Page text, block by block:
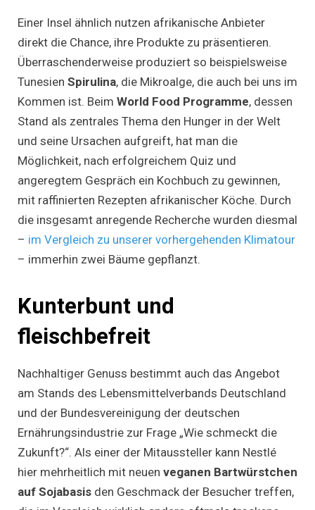
Einer Insel ähnlich nutzen afrikanische Anbieter
direkt die Chance, ihre Produkte zu präsentieren.
Überraschenderweise produziert so beispielsweise
Tunesien Spirulina, die Mikroalge, die auch bei uns im
Kommen ist. Beim World Food Programme, dessen
Stand als zentrales Thema den Hunger in der Welt
und seine Ursachen aufgreift, hat man die
Möglichkeit, nach erfolgreichem Quiz und
angeregtem Gespräch ein Kochbuch zu gewinnen,
mit raffinierten Rezepten afrikanischer Köche. Durch
die insgesamt anregende Recherche wurden diesmal
– im Vergleich zu unserer vorhergehenden Klimatour
– immerhin zwei Bäume gepflanzt.
Kunterbunt und
fleischbefreit
Nachhaltiger Genuss bestimmt auch das Angebot
am Stands des Lebensmittelverbands Deutschland
und der Bundesvereinigung der deutschen
Ernährungsindustrie zur Frage „Wie schmeckt die
Zukunft?“. Als einer der Mitaussteller kann Nestlé
hier mehrheitlich mit neuen veganen Bartwürstchen
auf Sojabasis den Geschmack der Besucher treffen,